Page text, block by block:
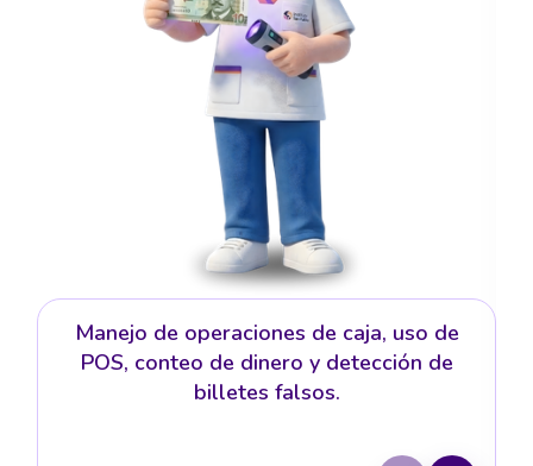
Manejo de operaciones de caja, uso de
POS, conteo de dinero y detección de
billetes falsos.